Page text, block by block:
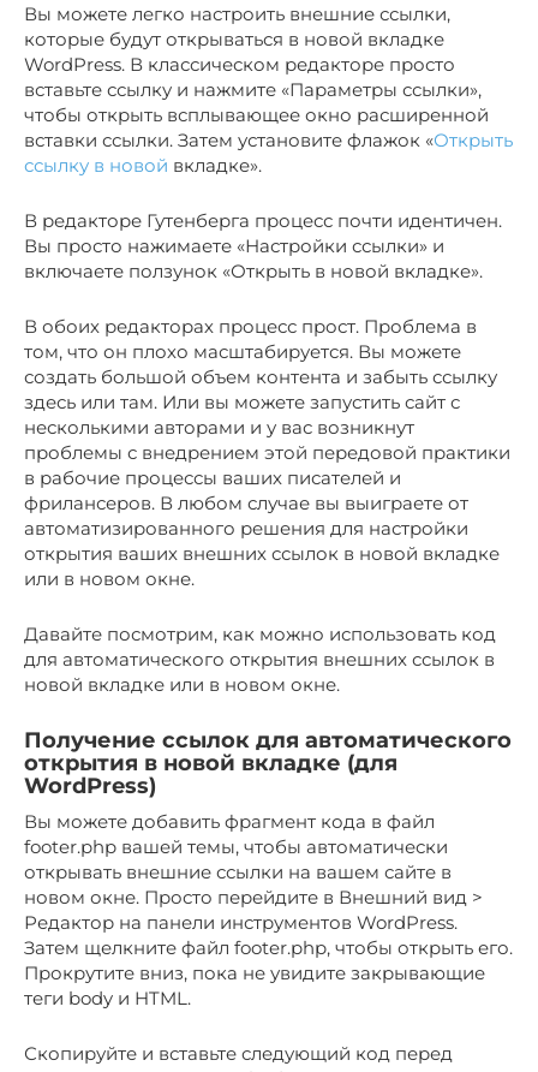
Вы можете легко настроить внешние ссылки,
которые будут открываться в новой вкладке
WordPress. В классическом редакторе просто
вставьте ссылку и нажмите «Параметры ссылки»,
чтобы открыть всплывающее окно расширенной
вставки ссылки. Затем установите флажок «Открыть
ссылку в новой вкладке».
В редакторе Гутенберга процесс почти идентичен.
Вы просто нажимаете «Настройки ссылки» и
включаете ползунок «Открыть в новой вкладке».
В обоих редакторах процесс прост. Проблема в
том, что он плохо масштабируется. Вы можете
создать большой объем контента и забыть ссылку
здесь или там. Или вы можете запустить сайт с
несколькими авторами и у вас возникнут
проблемы с внедрением этой передовой практики
в рабочие процессы ваших писателей и
фрилансеров. В любом случае вы выиграете от
автоматизированного решения для настройки
открытия ваших внешних ссылок в новой вкладке
или в новом окне.
Давайте посмотрим, как можно использовать код
для автоматического открытия внешних ссылок в
новой вкладке или в новом окне.
Получение ссылок для автоматического
открытия в новой вкладке (для
WordPress)
Вы можете добавить фрагмент кода в файл
footer.php вашей темы, чтобы автоматически
открывать внешние ссылки на вашем сайте в
новом окне. Просто перейдите в Внешний вид >
Редактор на панели инструментов WordPress.
Затем щелкните файл footer.php, чтобы открыть его.
Прокрутите вниз, пока не увидите закрывающие
теги body и HTML.
Скопируйте и вставьте следующий код перед